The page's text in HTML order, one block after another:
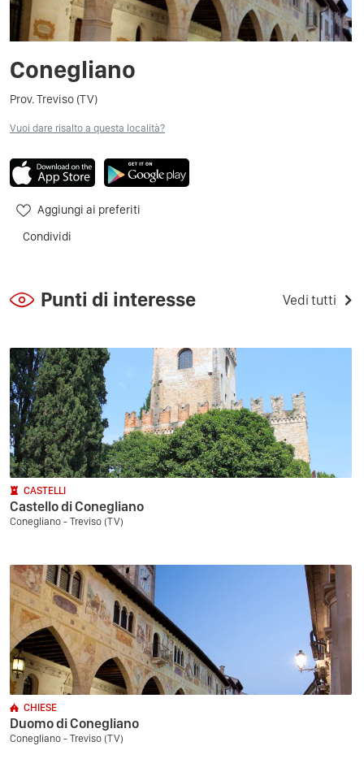
Conegliano
Prov. Treviso (TV)
Vuoi dare risalto a questa località?
Aggiungi ai preferiti
Condividi
Punti di interesse Vedi tutti
CASTELLI
Castello di Conegliano
Conegliano - Treviso (TV)
CHIESE
Duomo di Conegliano
Conegliano - Treviso (TV)